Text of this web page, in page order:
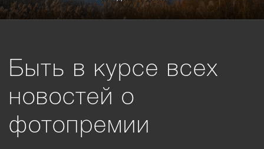
Быть в курсе всех
новостей о
фотопремии